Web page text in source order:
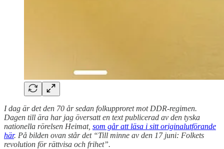
I dag är det den 70 år sedan folkupproret mot DDR-regimen.
Dagen till ära har jag översatt en text publicerad av den tyska
nationella rörelsen Heimat, som går att läsa i sitt originalutförande
här. På bilden ovan står det “Till minne av den 17 juni: Folkets
revolution för rättvisa och frihet”.